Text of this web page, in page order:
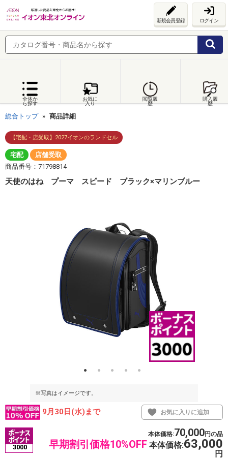
新規会員登録 ログイン
全体か
ら探す
お気に
入り
閲覧履
歴
購入履
歴
総合トップ 商品詳細
【宅配・店受取】2027イオンのランドセル
宅配
店舗受取
商品番号：71798814
天使のはね プーマ スピード ブラック×マリンブルー
※写真はイメージです。
9月30日(水)まで お気に入りに追加
3000
本体価格:70,000円の品
早期割引価格10%OFF 本体価格:63,000
円